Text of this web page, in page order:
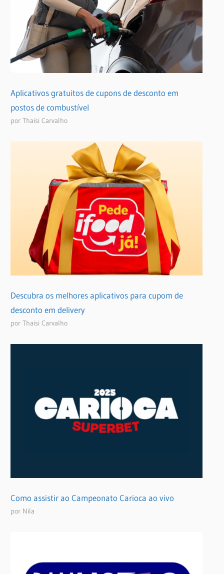
Aplicativos gratuitos de cupons de desconto em
postos de combustível
por Thaisi Carvalho
Descubra os melhores aplicativos para cupom de
desconto em delivery
por Thaisi Carvalho
Como assistir ao Campeonato Carioca ao vivo
por Nila